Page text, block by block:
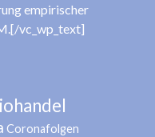
empirischer
vc_wp_text]
Coronafolgen